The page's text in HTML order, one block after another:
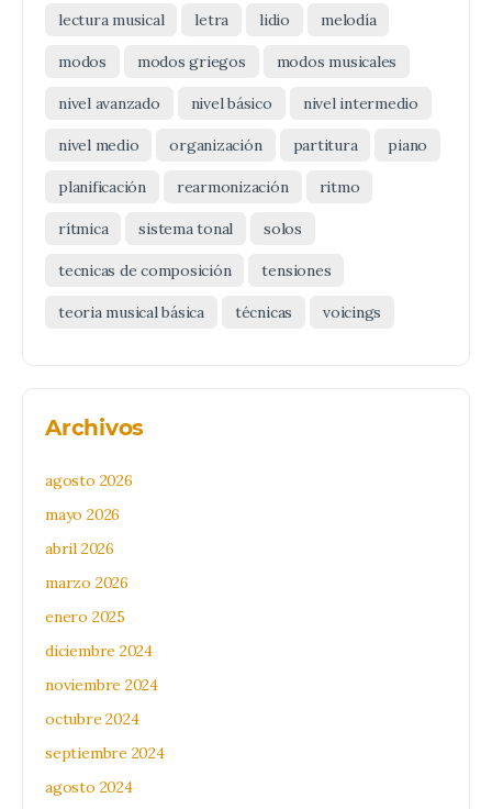
lectura musical letra lidio melodía
modos modos griegos modos musicales
nivel avanzado nivel básico nivel intermedio
nivel medio organización partitura piano
planificación rearmonización ritmo
rítmica sistema tonal solos
tecnicas de composición tensiones
teoria musical básica técnicas voicings
Archivos
agosto 2026
mayo 2026
abril 2026
marzo 2026
enero 2025
diciembre 2024
noviembre 2024
octubre 2024
septiembre 2024
agosto 2024